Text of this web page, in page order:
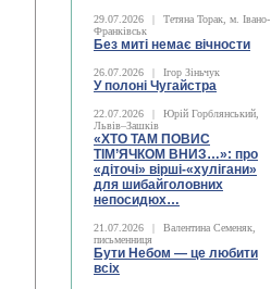
29.07.2026 |
Тетяна Торак, м. Івано-
Франківськ
Без миті немає вічности
26.07.2026 | Ігор Зіньчук
У полоні Чугайстра
22.07.2026 |
Юрій Горблянський,
Львів–Зашків
«ХТО ТАМ ПОВИС
ТІМ’ЯЧКОМ ВНИЗ…»: про
«діточі» вірші-«хулігани»
для шибайголовних
непосидюх…
21.07.2026 |
Валентина Семеняк,
письменниця
Бути Небом ― це любити
всіх